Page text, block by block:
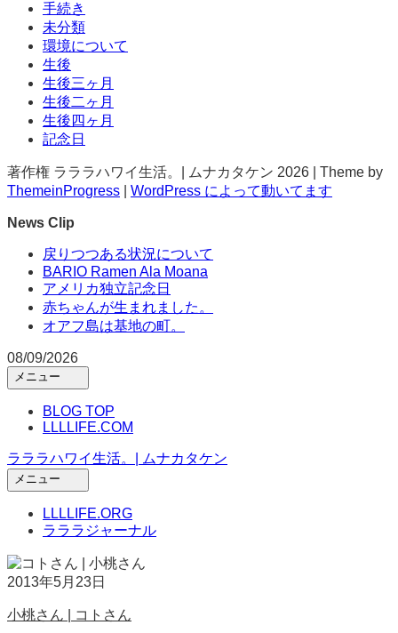
手続き
未分類
環境について
生後
生後三ヶ月
生後二ヶ月
生後四ヶ月
記念日
著作権 ラララハワイ生活。| ムナカタケン 2026 | Theme by
ThemeinProgress
WordPress によって動いてます
News Clip
戻りつつある状況について
BARIO Ramen Ala Moana
アメリカ独立記念日
赤ちゃんが生まれました。
オアフ島は基地の町。
08/09/2026
メニュー
メ
イ
ン
ニ
ュ
ー
を
開
く
BLOG TOP
LLLLIFE.COM
ラララハワイ生活。| ムナカタケン
メニュー
メ
イ
ン
ニ
ュ
を
開
LLLLIFE.ORG
ラララジャーナル
2013年5月23日
小桃さん | コトさん